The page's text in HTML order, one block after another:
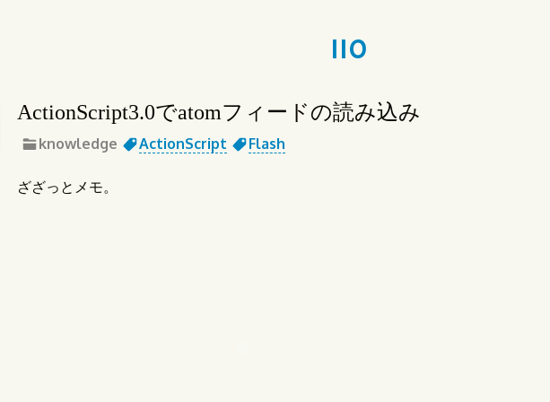
110
ActionScript3.0でatomフィードの読み込み
knowledge ActionScript Flash
ざざっとメモ。